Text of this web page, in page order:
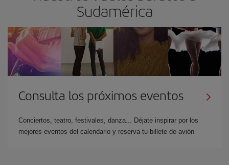
Sudamérica
Consulta los próximos eventos
Conciertos, teatro, festivales, danza... Déjate inspirar por los
mejores eventos del calendario y reserva tu billete de avión